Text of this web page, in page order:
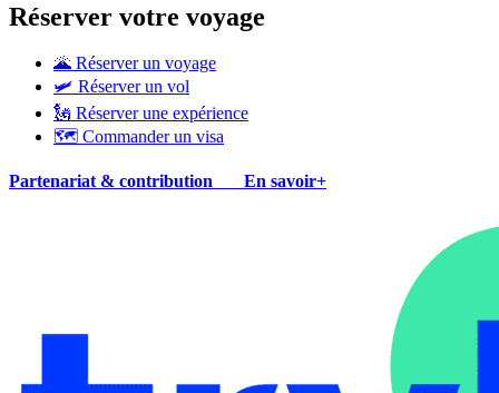
Réserver votre voyage
🌋 Réserver un voyage
🛩 Réserver un vol
🗽 Réserver une expérience
🗺 Commander un visa
Partenariat & contribution En savoir+